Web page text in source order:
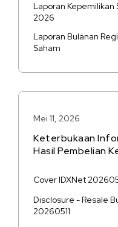
Laporan Kepemilikan
2026
Laporan Bulanan
Saham
Mei 11, 2026
Keterbukaan
Hasil Pembelian
Cover IDXNet
Disclosure - Resale
20260511